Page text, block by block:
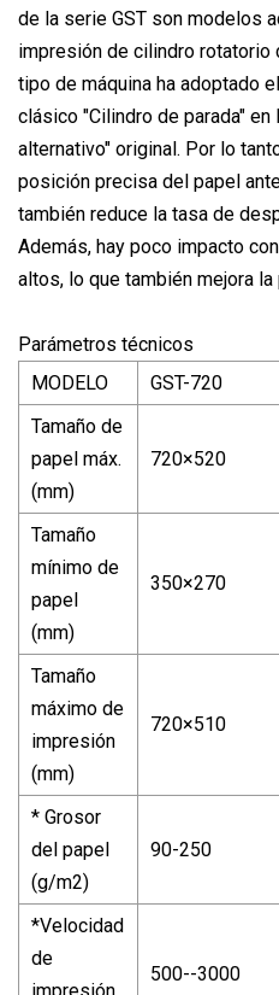
de la serie GST son modelos
impresión de cilindro
tipo de máquina ha adoptado
clásico "Cilindro de parada"
alternativo" original. Por lo
posición precisa del papel
también reduce la tasa de
Además, hay poco impacto
altos, lo que también mejora
Parámetros técnicos
MODELO
GST-720
Tamaño de
papel máx.
(mm)
720×520
Tamaño
mínimo de
papel
(mm)
350×270
Tamaño
máximo de
impresión
(mm)
720×510
* Grosor
del papel
(g/m2)
90-250
*Velocidad
de
500--3000